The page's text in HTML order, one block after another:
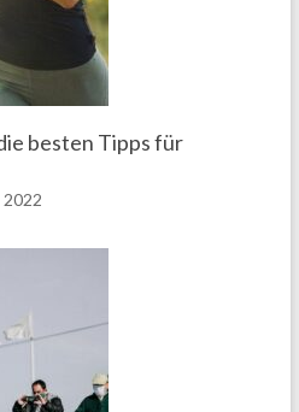
besten Tipps für